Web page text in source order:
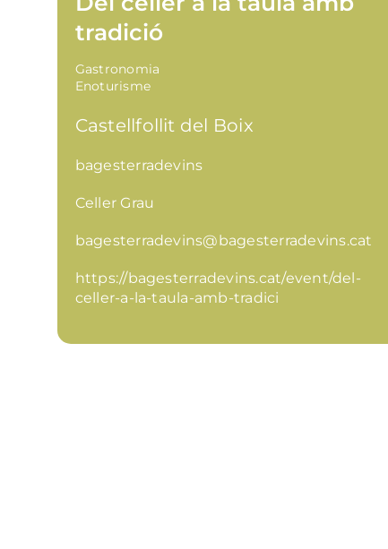
tradició
Gastronomia
Enoturisme
Castellfollit del Boix
bagesterradevins
Celler Grau
bagesterradevins@bagesterradevins.cat
https://bagesterradevins.cat/event/del-
celler-a-la-taula-amb-tradici